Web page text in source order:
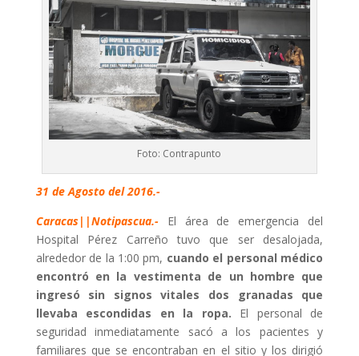
Foto: Contrapunto
31 de Agosto del 2016.-
Caracas||Notipascua.-El área de emergencia del
Hospital Pérez Carreño tuvo que ser desalojada,
alrededor de la 1:00 pm, cuando el personal médico
encontró en la vestimenta de un hombre que
ingresó sin signos vitales dos granadas que
llevaba escondidas en la ropa. El personal de
seguridad inmediatamente sacó a los pacientes y
familiares que se encontraban en el sitio y los dirigió